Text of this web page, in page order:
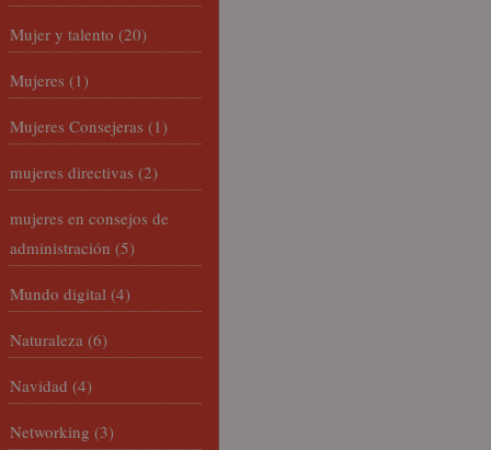
Mujer y talento (20)
Mujeres (1)
Mujeres Consejeras (1)
mujeres directivas (2)
mujeres en consejos de
administración (5)
Mundo digital (4)
Naturaleza (6)
Navidad (4)
Networking (3)